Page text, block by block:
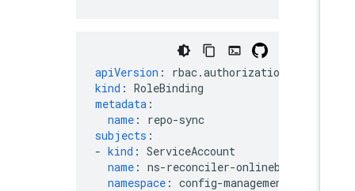
apiVersion:
kind: RoleBinding
metadata
name: repo-sync
subjects
- kind: ServiceAccount
name: ns-reconciler-onlineboutique
namespace: config-management-system